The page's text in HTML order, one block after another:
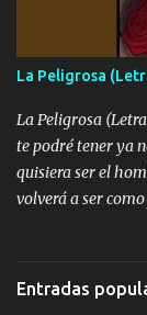
Ando en la
fallado para mi
Especial sabe
tomando con
bien cuidado bien
lo que hablo Entre
La Peligrosa
La Peligrosa
te podré tener ya
quisiera ser el
volverá a ser
años solo pienso
Música Amar me
Entradas